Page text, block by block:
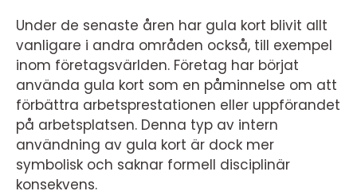
Under de senaste åren har gula kort blivit allt
vanligare i andra områden också, till exempel
inom företagsvärlden. Företag har börjat
använda gula kort som en påminnelse om att
förbättra arbetsprestationen eller uppförandet
på arbetsplatsen. Denna typ av intern
användning av gula kort är dock mer
symbolisk och saknar formell disciplinär
konsekvens.